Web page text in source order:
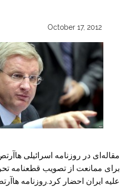
October 17, 2012
مقاله‌ای در روزنامه اسرائیلی
برای ممانعت از تصویب قطعنامه
علیه ایران احضار کرد.روزنامه